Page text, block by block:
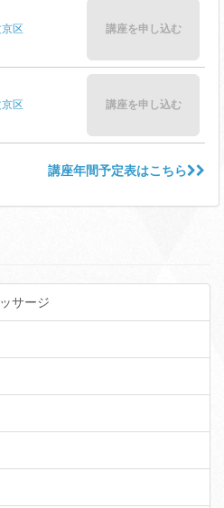
区 講座を申し込む
区 講座を申し込む
講座年間予定表はこちら
サージ